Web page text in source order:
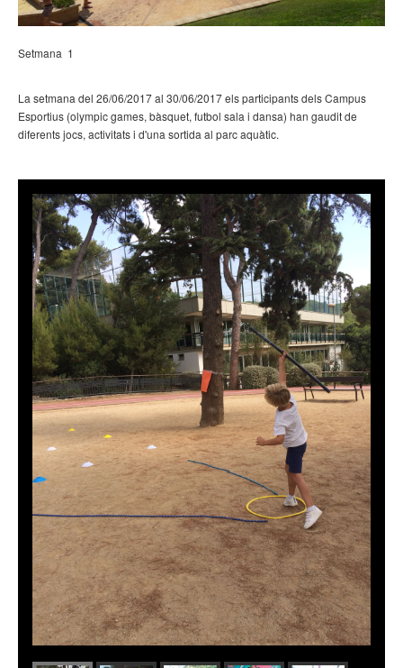
Setmana 1
La setmana del 26/06/2017 al 30/06/2017 els participants dels Campus
Esportius (olympic games, bàsquet, futbol sala i dansa) han gaudit de
diferents jocs, activitats i d'una sortida al parc aquàtic.